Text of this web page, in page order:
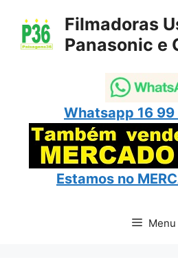
para
Filmadoras
Panasonic e
Whatsapp 16 99
Estamos no
Menu